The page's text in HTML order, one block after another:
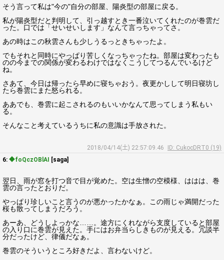
そう言って私は"今の"自分の部屋、陽炎型の部屋に戻る。
私が陽炎型だと判明して、引っ越すとき一番泣いてくれたのが巻雲だ
った。口では「せいせいします」なんて言っちゃってさ。
あの時はこの秋雲さんも少しうるっときちゃったよ。
でもそれと同時にやっぱり苦しくなっちゃったね。部屋は変わったも
のの今までの関係が変わるわけではなくこうしてつるんでいるけど
ね。
さあて、今日は帰ったら早めに寝ちゃおう。夜更かしして明日寝坊し
たら巻雲にまた怒られる。
ああでも、巻雲に起こされるのもいいかなんて思ってしまう私もい
る。
そんなこと考えているうちに私の意識は手放された。
2018/04/14(土) 22:57:09.46
ID: CukocDRT0 (19)
6: ◆foQczOBlAI [saga]
翌日、雨が窓を打つ音で目が覚めた。空は生憎の空模様、ははは、巻
雲の言ったとおりだ。
やっぱり珍しいこと言うのが悪かったかなぁ。この雨じゃ満開だった
桜も散ってしまうだろう。
あーあ、どうしよっかな……。途方にくれながら支度していると部屋
の入り口に巻雲が見えた。手にはお弁当らしきものが見える。冗談半
分だったけど、律儀だなぁ。
巻雲のそういうところ好きだよ、言わないけど。